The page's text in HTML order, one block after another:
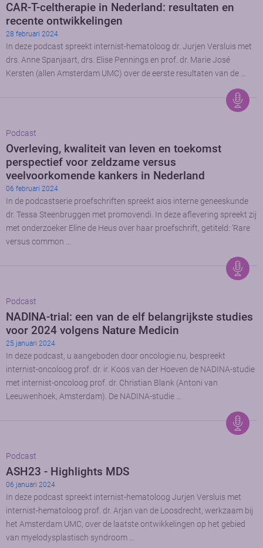
CAR-T-celtherapie in Nederland: resultaten en
recente ontwikkelingen
28 februari 2024
In deze podcast spreekt internist-hematoloog dr. Jurjen Versluis met
drs. Anne Spanjaart, drs. Elise Pennings en prof. dr. Marie José
Kersten (allen Amsterdam UMC) over de eerste resultaten van de …
Podcast
Overleving, kwaliteit van leven en toekomst
perspectief voor zeldzame versus
veelvoorkomende kankers in Nederland
06 februari 2024
In de podcastserie proefschriften spreekt aios interne geneeskunde
dr. Tessa Steenbruggen met promovendi. In deze aflevering spreekt zij
met onderzoeker Eline de Heus over haar proefschrift, getiteld: ‘Rare
versus common …
Podcast
NADINA-trial: een van de elf belangrijkste studies
voor 2024 volgens Nature Medicin
25 januari 2024
In deze podcast, u aangeboden door oncologie.nu, bespreekt
internist-oncoloog prof. dr. ir. Koos van der Hoeven de NADINA-studie
met internist-oncoloog prof. dr. Christian Blank (Antoni van
Leeuwenhoek, Amsterdam). De NADINA-studie …
Podcast
ASH23 - Highlights MDS
06 januari 2024
In deze podcast spreekt internist-hematoloog Jurjen Versluis met
internist-hematoloog prof. dr. Arjan van de Loosdrecht, werkzaam bij
het Amsterdam UMC, over de laatste ontwikkelingen op het gebied
van myelodysplastisch syndroom …